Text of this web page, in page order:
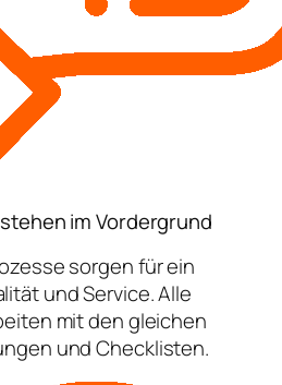
im Vordergrund
sorgen für ein
und Service. Alle
mit den gleichen
und Checklisten.